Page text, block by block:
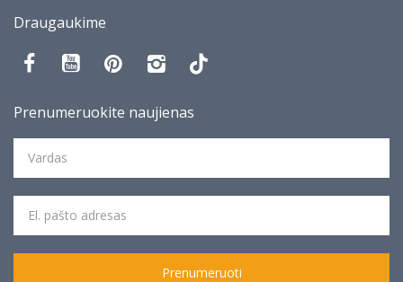
Draugaukime
Prenumeruokite naujienas
Prenumeruoti